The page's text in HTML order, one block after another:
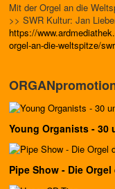
Mit der Orgel an die
>> SWR Kultur: Jan
https://
orgel-an-die-weltspitze/
Young Organists - 30
Pipe Show - Die